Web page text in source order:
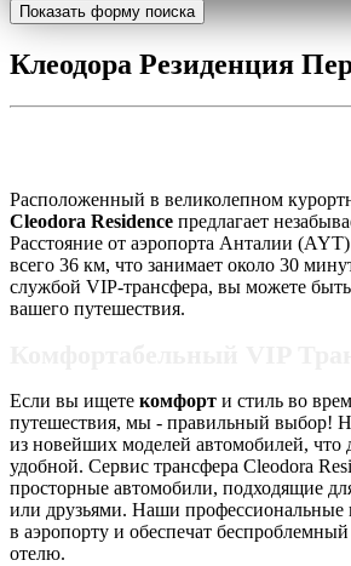
Показать форму поиска
Клеодора Резиденция
Расположенный в великолепном
Cleodora Residence предлагает
Расстояние от аэропорта Анталии (AYT)
всего 36 км, что занимает около 30
службой VIP-трансфера, вы можете
вашего путешествия.
Если вы ищете комфорт и стиль во
путешествия, мы - правильный выбор!
из новейших моделей автомобилей, что
удобной. Сервис трансфера Cleodora
просторные автомобили, подходящие
или друзьями. Наши профессиональные
в аэропорту и обеспечат
отелю.